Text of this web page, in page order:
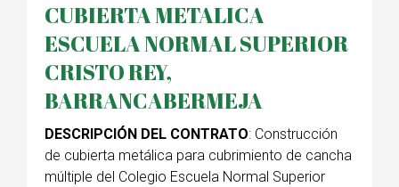
CUBIERTA METALICA
ESCUELA NORMAL SUPERIOR
CRISTO REY,
BARRANCABERMEJA
DESCRIPCIÓN DEL CONTRATO: Construcción
de cubierta metálica para cubrimiento de cancha
múltiple del Colegio Escuela Normal Superior